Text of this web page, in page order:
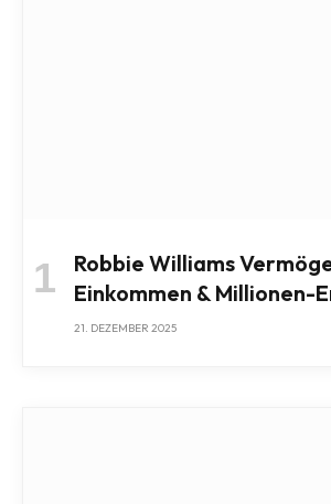
Robbie Williams
Einkommen & Millionen-
21. DEZEMBER 2025